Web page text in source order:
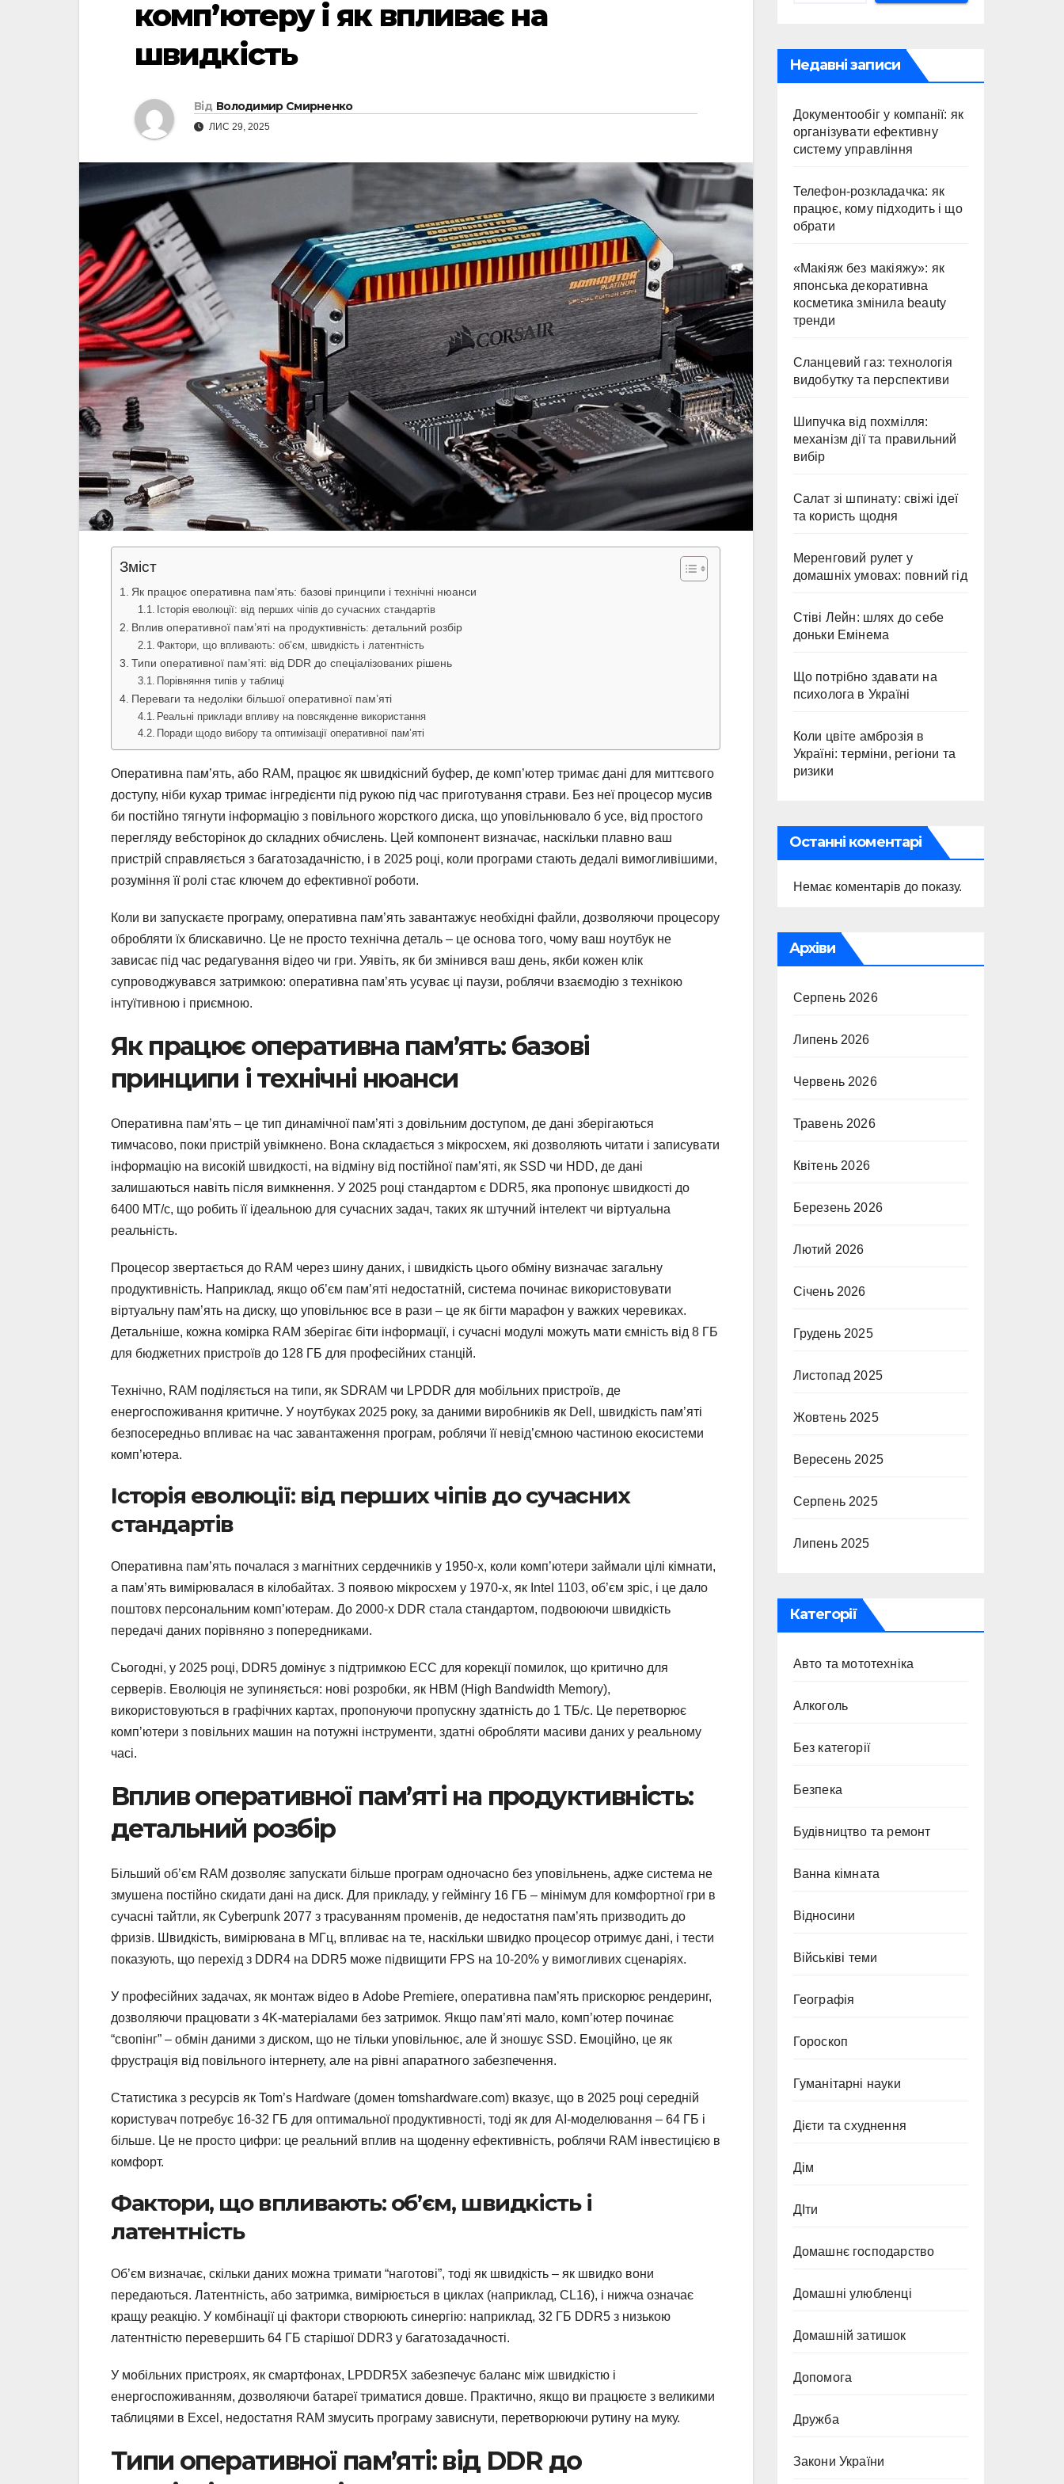
комп’ютеру і як впливає на
швидкість
Від Володимир Смирненко
ЛИС 29, 2025
Зміст
Як працює оперативна пам’ять: базові принципи і технічні нюанси
Історія еволюції: від перших чіпів до сучасних стандартів
Вплив оперативної пам’яті на продуктивність: детальний розбір
Фактори, що впливають: об’єм, швидкість і латентність
Типи оперативної пам’яті: від DDR до спеціалізованих рішень
Порівняння типів у таблиці
Переваги та недоліки більшої оперативної пам’яті
Реальні приклади впливу на повсякденне використання
Поради щодо вибору та оптимізації оперативної пам’яті
Оперативна пам’ять, або RAM, працює як швидкісний буфер, де комп’ютер тримає дані для миттєвого
доступу, ніби кухар тримає інгредієнти під рукою під час приготування страви. Без неї процесор мусив
би постійно тягнути інформацію з повільного жорсткого диска, що уповільнювало б усе, від простого
перегляду вебсторінок до складних обчислень. Цей компонент визначає, наскільки плавно ваш
пристрій справляється з багатозадачністю, і в 2025 році, коли програми стають дедалі вимогливішими,
розуміння її ролі стає ключем до ефективної роботи.
Коли ви запускаєте програму, оперативна пам’ять завантажує необхідні файли, дозволяючи процесору
обробляти їх блискавично. Це не просто технічна деталь – це основа того, чому ваш ноутбук не
зависає під час редагування відео чи гри. Уявіть, як би змінився ваш день, якби кожен клік
супроводжувався затримкою: оперативна пам’ять усуває ці паузи, роблячи взаємодію з технікою
інтуїтивною і приємною.
Як працює оперативна пам’ять: базові
принципи і технічні нюанси
Оперативна пам’ять – це тип динамічної пам’яті з довільним доступом, де дані зберігаються
тимчасово, поки пристрій увімкнено. Вона складається з мікросхем, які дозволяють читати і записувати
інформацію на високій швидкості, на відміну від постійної пам’яті, як SSD чи HDD, де дані
залишаються навіть після вимкнення. У 2025 році стандартом є DDR5, яка пропонує швидкості до
6400 МТ/с, що робить її ідеальною для сучасних задач, таких як штучний інтелект чи віртуальна
реальність.
Процесор звертається до RAM через шину даних, і швидкість цього обміну визначає загальну
продуктивність. Наприклад, якщо об’єм пам’яті недостатній, система починає використовувати
віртуальну пам’ять на диску, що уповільнює все в рази – це як бігти марафон у важких черевиках.
Детальніше, кожна комірка RAM зберігає біти інформації, і сучасні модулі можуть мати ємність від 8 ГБ
для бюджетних пристроїв до 128 ГБ для професійних станцій.
Технічно, RAM поділяється на типи, як SDRAM чи LPDDR для мобільних пристроїв, де
енергоспоживання критичне. У ноутбуках 2025 року, за даними виробників як Dell, швидкість пам’яті
безпосередньо впливає на час завантаження програм, роблячи її невід’ємною частиною екосистеми
комп’ютера.
Історія еволюції: від перших чіпів до сучасних
стандартів
Оперативна пам’ять почалася з магнітних сердечників у 1950-х, коли комп’ютери займали цілі кімнати,
а пам’ять вимірювалася в кілобайтах. З появою мікросхем у 1970-х, як Intel 1103, об’єм зріс, і це дало
поштовх персональним комп’ютерам. До 2000-х DDR стала стандартом, подвоюючи швидкість
передачі даних порівняно з попередниками.
Сьогодні, у 2025 році, DDR5 домінує з підтримкою ECC для корекції помилок, що критично для
серверів. Еволюція не зупиняється: нові розробки, як HBM (High Bandwidth Memory),
використовуються в графічних картах, пропонуючи пропускну здатність до 1 ТБ/с. Це перетворює
комп’ютери з повільних машин на потужні інструменти, здатні обробляти масиви даних у реальному
часі.
Вплив оперативної пам’яті на продуктивність:
детальний розбір
Більший об’єм RAM дозволяє запускати більше програм одночасно без уповільнень, адже система не
змушена постійно скидати дані на диск. Для прикладу, у геймінгу 16 ГБ – мінімум для комфортної гри в
сучасні тайтли, як Cyberpunk 2077 з трасуванням променів, де недостатня пам’ять призводить до
фризів. Швидкість, вимірювана в МГц, впливає на те, наскільки швидко процесор отримує дані, і тести
показують, що перехід з DDR4 на DDR5 може підвищити FPS на 10-20% у вимогливих сценаріях.
У професійних задачах, як монтаж відео в Adobe Premiere, оперативна пам’ять прискорює рендеринг,
дозволяючи працювати з 4K-матеріалами без затримок. Якщо пам’яті мало, комп’ютер починає
“свопінг” – обмін даними з диском, що не тільки уповільнює, але й зношує SSD. Емоційно, це як
фрустрація від повільного інтернету, але на рівні апаратного забезпечення.
Статистика з ресурсів як Tom’s Hardware (домен tomshardware.com) вказує, що в 2025 році середній
користувач потребує 16-32 ГБ для оптимальної продуктивності, тоді як для AI-моделювання – 64 ГБ і
більше. Це не просто цифри: це реальний вплив на щоденну ефективність, роблячи RAM інвестицією в
комфорт.
Фактори, що впливають: об’єм, швидкість і
латентність
Об’єм визначає, скільки даних можна тримати “наготові”, тоді як швидкість – як швидко вони
передаються. Латентність, або затримка, вимірюється в циклах (наприклад, CL16), і нижча означає
кращу реакцію. У комбінації ці фактори створюють синергію: наприклад, 32 ГБ DDR5 з низькою
латентністю перевершить 64 ГБ старішої DDR3 у багатозадачності.
У мобільних пристроях, як смартфонах, LPDDR5X забезпечує баланс між швидкістю і
енергоспоживанням, дозволяючи батареї триматися довше. Практично, якщо ви працюєте з великими
таблицями в Excel, недостатня RAM змусить програму зависнути, перетворюючи рутину на муку.
Типи оперативної пам’яті: від DDR до
Недавні записи
Документообіг у компанії: як
організувати ефективну
систему управління
Телефон-розкладачка: як
працює, кому підходить і що
обрати
«Макіяж без макіяжу»: як
японська декоративна
косметика змінила beauty
тренди
Сланцевий газ: технологія
видобутку та перспективи
Шипучка від похмілля:
механізм дії та правильний
вибір
Салат зі шпинату: свіжі ідеї
та користь щодня
Меренговий рулет у
домашніх умовах: повний гід
Стіві Лейн: шлях до себе
доньки Емінема
Що потрібно здавати на
психолога в Україні
Коли цвіте амброзія в
Україні: терміни, регіони та
ризики
Останні коментарі
Немає коментарів до показу.
Архіви
Серпень 2026
Липень 2026
Червень 2026
Травень 2026
Квітень 2026
Березень 2026
Лютий 2026
Січень 2026
Грудень 2025
Листопад 2025
Жовтень 2025
Вересень 2025
Серпень 2025
Липень 2025
Категорії
Авто та мототехніка
Алкоголь
Без категорії
Безпека
Будівництво та ремонт
Ванна кімната
Відносини
Військіві теми
Географія
Гороскоп
Гуманітарні науки
Дієти та схуднення
Дім
ДІти
Домашнє господарство
Домашні улюбленці
Домашній затишок
Допомога
Дружба
Закони України